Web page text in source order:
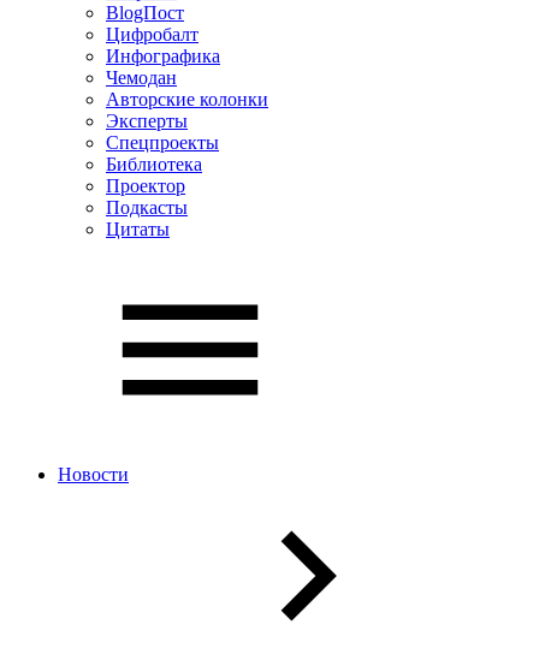
BlogПост
Цифробалт
Инфографика
Чемодан
Авторские колонки
Эксперты
Спецпроекты
Библиотека
Проектор
Подкасты
Цитаты
Новости